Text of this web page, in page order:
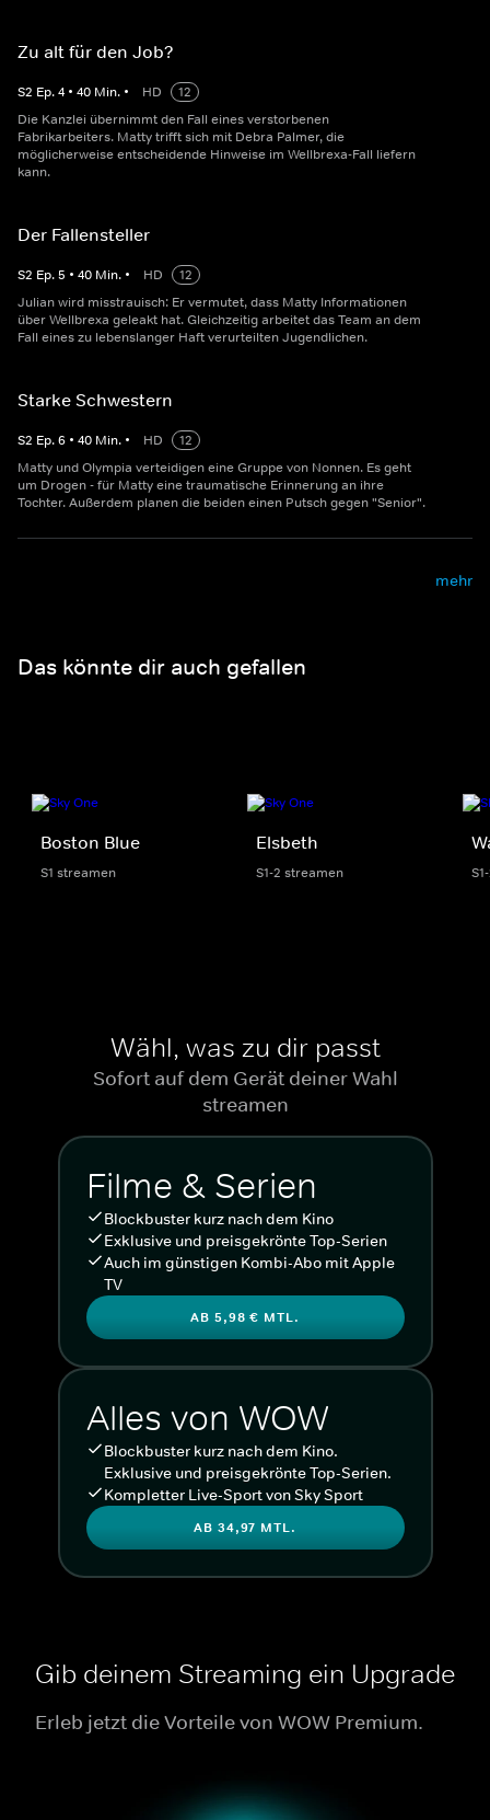
Zu alt für den Job?
S2 Ep.4 • 40 Min. • HD
12
Die Kanzlei übernimmt den Fall eines verstorbenen
Fabrikarbeiters. Matty trifft sich mit Debra Palmer, die
möglicherweise entscheidende Hinweise im Wellbrexa-Fall liefern
kann.
Der Fallensteller
S2 Ep.5 • 40 Min. • HD
12
Julian wird misstrauisch: Er vermutet, dass Matty Informationen
über Wellbrexa geleakt hat. Gleichzeitig arbeitet das Team an dem
Fall eines zu lebenslanger Haft verurteilten Jugendlichen.
Starke Schwestern
S2 Ep.6 • 40 Min. • HD
12
Matty und Olympia verteidigen eine Gruppe von Nonnen. Es geht
um Drogen - für Matty eine traumatische Erinnerung an ihre
Tochter. Außerdem planen die beiden einen Putsch gegen "Senior".
mehr
Das könnte dir auch gefallen
Boston Blue
S1 streamen
Elsbeth
S1-2 streamen
Wähl, was zu dir passt
Sofort auf dem Gerät deiner Wahl
streamen
Filme & Serien
Blockbuster kurz nach dem Kino
Exklusive und preisgekrönte Top-Serien
Auch im günstigen Kombi-Abo mit Apple
TV
AB 5,98 € MTL.
Alles von WOW
Blockbuster kurz nach dem Kino.
Exklusive und preisgekrönte Top-Serien.
Kompletter Live-Sport von Sky Sport
AB 34,97 MTL.
Gib deinem Streaming ein Upgrade
Erleb jetzt die Vorteile von WOW Premium.